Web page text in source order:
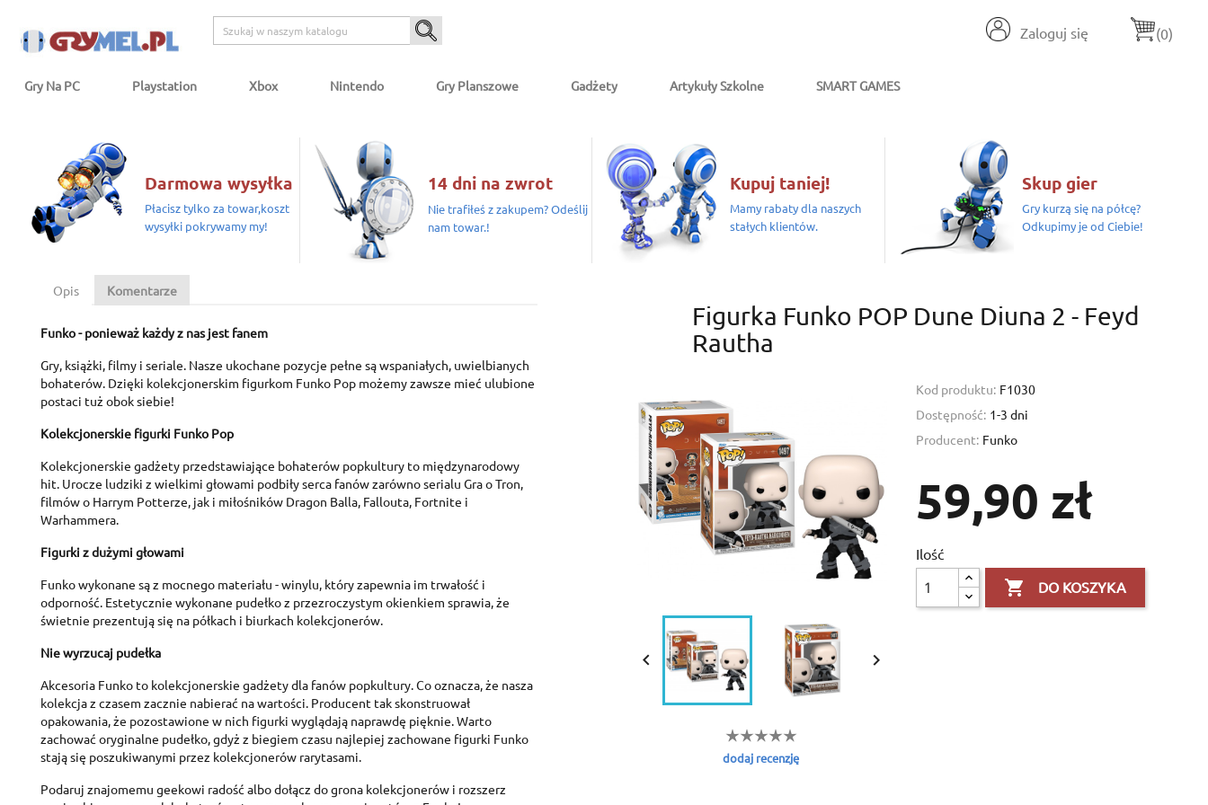
Add to wishlist ×
add_circle_outline Create new list
×
Wishlist name
Create wishlist
×
You need to be logged in to save products in your wishlist.
Sign in
Zaloguj się (0)
Gry Na PC Playstation Xbox Nintendo Gry Planszowe Gadżety Artykuły Szkolne SMART GAMES
Darmowa wysyłka
Płacisz tylko za towar,koszt
wysyłki pokrywamy my!
14 dni na zwrot
Nie trafiłeś z zakupem? Odeślij
nam towar.!
Kupuj taniej!
Mamy rabaty dla naszych
stałych klientów.
Skup gier
Gry kurzą się na półcę?
Odkupimy je od Ciebie!
Opis Komentarze
Funko - ponieważ każdy z nas jest fanem
Gry, książki, filmy i seriale. Nasze ukochane pozycje pełne są wspaniałych, uwielbianych
bohaterów. Dzięki kolekcjonerskim figurkom Funko Pop możemy zawsze mieć ulubione
postaci tuż obok siebie!
Kolekcjonerskie figurki Funko Pop
Kolekcjonerskie gadżety przedstawiające bohaterów popkultury to międzynarodowy
hit. Urocze ludziki z wielkimi głowami podbiły serca fanów zarówno serialu Gra o Tron,
filmów o Harrym Potterze, jak i miłośników Dragon Balla, Fallouta, Fortnite i
Warhammera.
Figurki z dużymi głowami
Funko wykonane są z mocnego materiału - winylu, który zapewnia im trwałość i
odporność. Estetycznie wykonane pudełko z przezroczystym okienkiem sprawia, że
świetnie prezentują się na półkach i biurkach kolekcjonerów.
Nie wyrzucaj pudełka
Akcesoria Funko to kolekcjonerskie gadżety dla fanów popkultury. Co oznacza, że nasza
kolekcja z czasem zacznie nabierać na wartości. Producent tak skonstruował
opakowania, że pozostawione w nich figurki wyglądają naprawdę pięknie. Warto
zachować oryginalne pudełko, gdyż z biegiem czasu najlepiej zachowane figurki Funko
stają się poszukiwanymi przez kolekcjonerów rarytasami.
Podaruj znajomemu geekowi radość albo dołącz do grona kolekcjonerów i rozszerz
Figurka Funko POP Dune Diuna 2 - Feyd
Rautha
 
dodaj recenzję
Kod produktu: F1030
Dostępność: 1-3 dni
Producent: Funko
59,90 zł
Ilość
 DO KOSZYKA